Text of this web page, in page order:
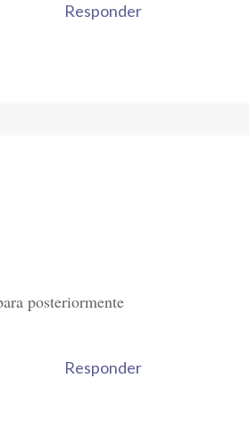
Responder
posteriormente
Responder